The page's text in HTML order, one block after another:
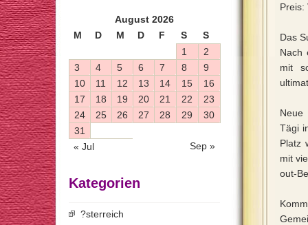
Preis:
Das
Nach
mit
Neue
Tägi
Platz
mit
out-
August 2026
M
D M D F S S
« Jul Sep »
1
2
3
4 5 6 7 8
9
10
11 12 13 14 15
16
17
18 19 20 21 22
23
24
25 26 27 28 29
30
31
Kategorien
?sterreich